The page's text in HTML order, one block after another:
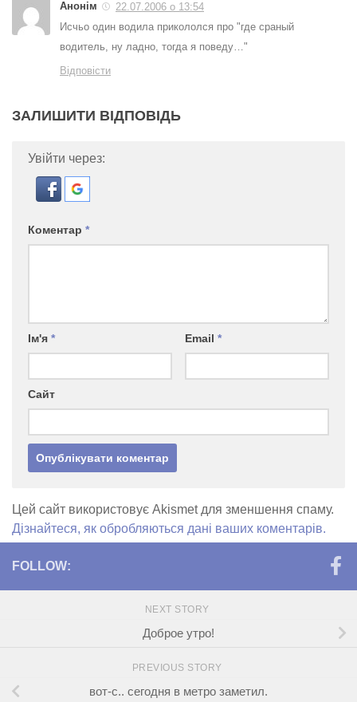
Анонім
22.07.2006 о 13:54
Исчьо один водила прикололся про "где сраный
водитель, ну ладно, тогда я поведу…"
Відповісти
ЗАЛИШИТИ ВІДПОВІДЬ
Увійти через:
Коментар *
Ім'я * Email *
Сайт
Цей сайт використовує Akismet для зменшення спаму.
Дізнайтеся, як обробляються дані ваших коментарів.
FOLLOW:
NEXT STORY
Доброе утро!
PREVIOUS STORY
вот-с.. сегодня в метро заметил.